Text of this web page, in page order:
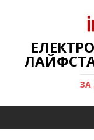
ЗА